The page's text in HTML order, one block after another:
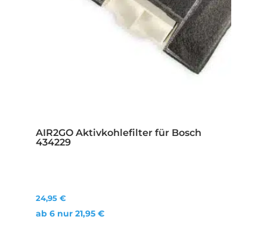
AIR2GO Aktivkohlefilter für Bosch
434229
24,95 €
ab 6 nur 21,95 €